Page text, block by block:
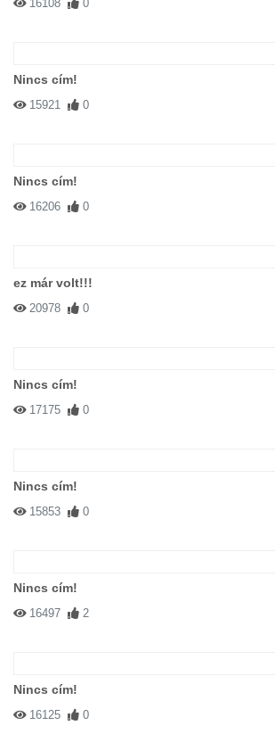
16108 0
Nincs cím!
15921 0
Nincs cím!
16206 0
ez már volt!!!
20978 0
Nincs cím!
17175 0
Nincs cím!
15853 0
Nincs cím!
16497 2
Nincs cím!
16125 0